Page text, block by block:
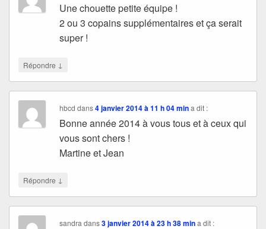
Une chouette petite équipe !
2 ou 3 copains supplémentaires et ça serait
super !
Répondre ↓
hbcd dans4 janvier 2014 à 11 h 04 min a dit :
Bonne année 2014 à vous tous et à ceux qui
vous sont chers !
Martine et Jean
Répondre ↓
sandra dans3 janvier 2014 à 23 h 38 min a dit :